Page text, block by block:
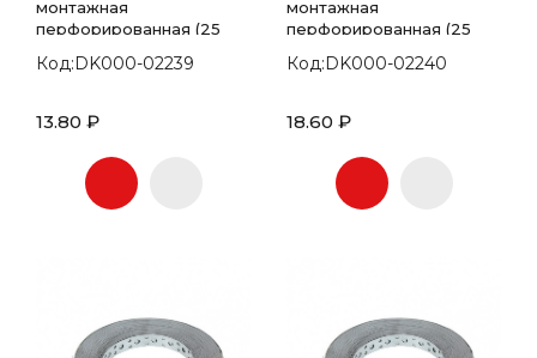
монтажная
перфорированная (25
Код:DK000-02239
13.80 ₽
монтажная
перфорированная (25
Код:DK000-02240
18.60 ₽